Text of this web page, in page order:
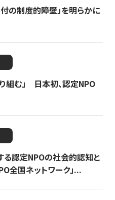
の制度的障壁」を明らかに
組む」 日本初、認定NPO
認定NPOの社会的認知と
全国ネットワーク」...